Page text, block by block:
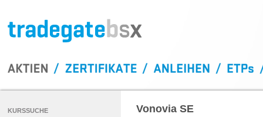
Vonovia SE
KURSSUCHE